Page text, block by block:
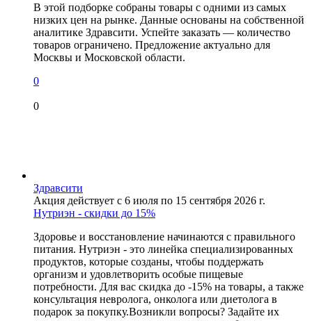
В этой подборке собраны товары с одними из самых
низких цен на рынке. Данные основаны на собственной
аналитике Здравсити. Успейте заказать — количество
товаров ограничено. Предложение актуально для
Москвы и Московской области.
0
0
Здравсити
Акция действует с 6 июля по 15 сентября 2026 г.
Нутриэн - скидки до 15%
Здоровье и восстановление начинаются с правильного
питания. Нутриэн - это линейка специализированных
продуктов, которые созданы, чтобы поддержать
организм и удовлетворить особые пищевые
потребности. Для вас скидка до -15% на товары, а также
консультация невролога, онколога или диетолога в
подарок за покупку.Возникли вопросы? Задайте их